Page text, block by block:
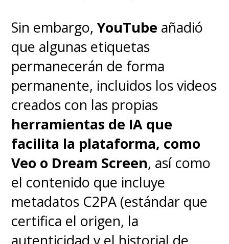
Sin embargo,YouTube añadió
que algunas etiquetas
permanecerán de forma
permanente, incluidos los videos
creados con las propias
herramientas de IA que
facilita la plataforma, como
Veo o Dream Screen, así como
el contenido que incluye
metadatos C2PA (estándar que
certifica el origen, la
autenticidad y el historial de